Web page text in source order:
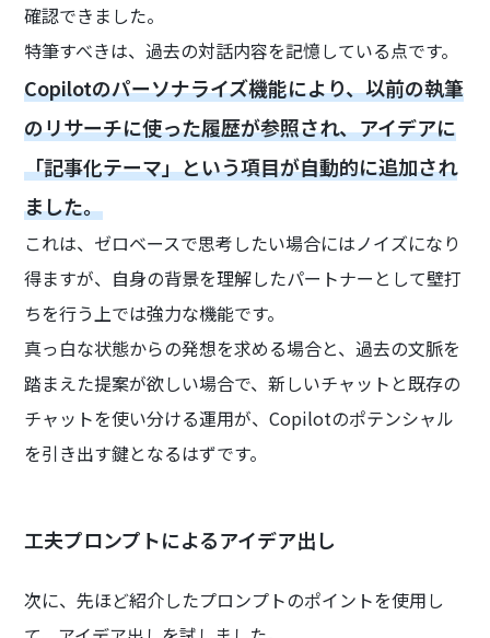
確認できました。
特筆すべきは、過去の対話内容を記憶している点です。
Copilotのパーソナライズ機能により、以前の執筆
のリサーチに使った履歴が参照され、アイデアに
「記事化テーマ」という項目が自動的に追加され
ました。
これは、ゼロベースで思考したい場合にはノイズになり
得ますが、自身の背景を理解したパートナーとして壁打
ちを行う上では強力な機能です。
真っ白な状態からの発想を求める場合と、過去の文脈を
踏まえた提案が欲しい場合で、新しいチャットと既存の
チャットを使い分ける運用が、Copilotのポテンシャル
を引き出す鍵となるはずです。
工夫プロンプトによるアイデア出し
次に、先ほど紹介したプロンプトのポイントを使用し